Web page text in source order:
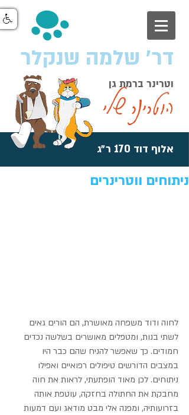
וטרינר ברמת גן
אלוף דוד 170 ר״ג
דר׳ שלמה שנקלר
הוטרינר שלי
ניתוחים ווטרינרים
לחוה ודוד משפחה מאושרת, הם הורים גאים
לשתי בנות, ומטפלים מאושרים בשלשה נכדים
חמודים. כך שאפשר להניח שהם כבר היו
במצבים הדורשים טיפולים רפואיים ואפילו
ניתוחים. לכן מאוד הופתעתי, לראות את חוה
מחבקת את החתולה בחזקה, עוטפת אותה
בזרועותיה, ומפנה אלי מבט מודאג ועם דמעות